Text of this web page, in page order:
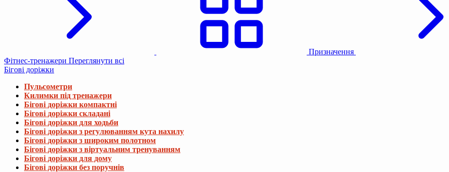
Призначення
Фітнес-тренажери Переглянути всі
Бігові доріжки
Пульсометри
Килимки під тренажери
Бігові доріжки компактні
Бігові доріжки складані
Бігові доріжки для ходьби
Бігові доріжки з регулюванням кута нахилу
Бігові доріжки з широким полотном
Бігові доріжки з віртуальним тренуванням
Бігові доріжки для дому
Бігові доріжки без поручнів